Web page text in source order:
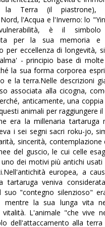
la Terra (il piastrone),
l'Acqua e l'Inverno: lo
è il simbolo
per la sua memoria
per eccellenza di longevità,
- principio base di
la sua forma corporea
e la terra.Nelle descrizioni
associata alla cicogna,
anticamente, una
animali per raggiungere il
era la millenaria tartaruga
i sei segni sacri roku-jo,
sincerità, contemplazione
del guscio, le cui celle
dei motivi più antichi usati
europea, a
tartaruga veniva
suo "contegno silenzioso"
mentre la sua lunga vita
vitalità. L'animale "che vive
dell'attaccamento alla terra